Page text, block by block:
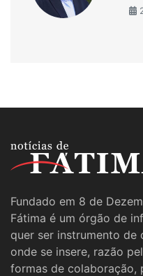
Fundado em 8 de
Fátima é um órgão de
quer ser instrumento de
onde se insere, razão
formas de colaboração,